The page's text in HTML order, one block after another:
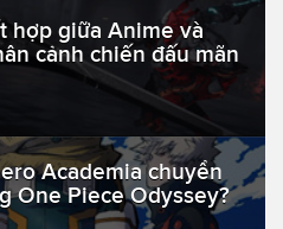
hợp giữa Anime và
cảnh chiến đấu mãn
Academia chuyển
One Piece Odyssey?